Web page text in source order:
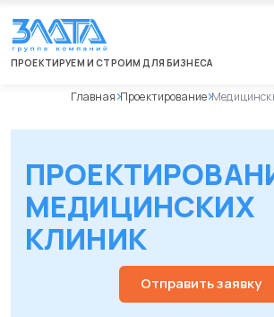
ПРОЕКТИРУЕМ И СТРОИМ ДЛЯ БИЗНЕСА
Главная Проектирование
МЕДИЦИНСКИХ
КЛИНИК
Отправить заявку